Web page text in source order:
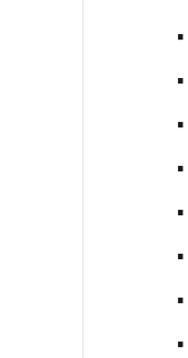
•
•
•
•
•
•
•
•